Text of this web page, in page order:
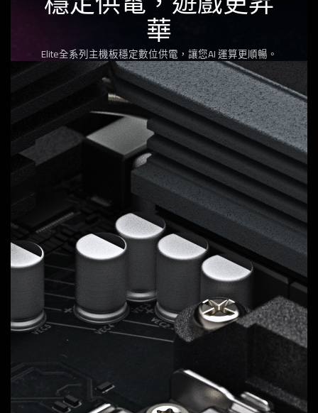
華
Elite全系列主機板穩定數位供電，讓您AI 運算更順暢。